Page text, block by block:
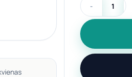
produkto